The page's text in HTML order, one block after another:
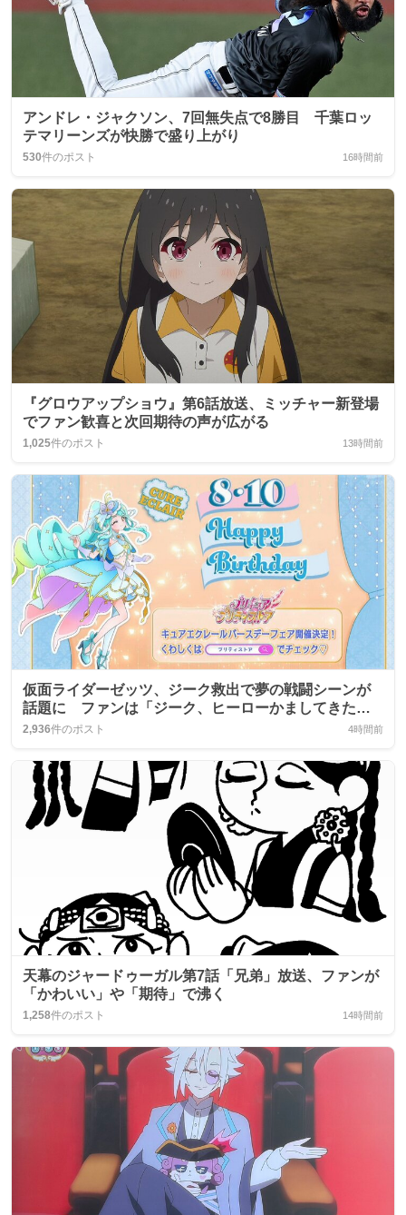
アンドレ・ジャクソン、7回無失点で8勝目 千葉ロッ
テマリーンズが快勝で盛り上がり
530件のポスト 16時間前
『グロウアップショウ』第6話放送、ミッチャー新登場
でファン歓喜と次回期待の声が広がる
1,025件のポスト 13時間前
仮面ライダーゼッツ、ジーク救出で夢の戦闘シーンが
話題に ファンは「ジーク、ヒーローかましてきたな
ぁ」と歓喜
2,936件のポスト 4時間前
天幕のジャードゥーガル第7話「兄弟」放送、ファンが
「かわいい」や「期待」で沸く
1,258件のポスト 14時間前